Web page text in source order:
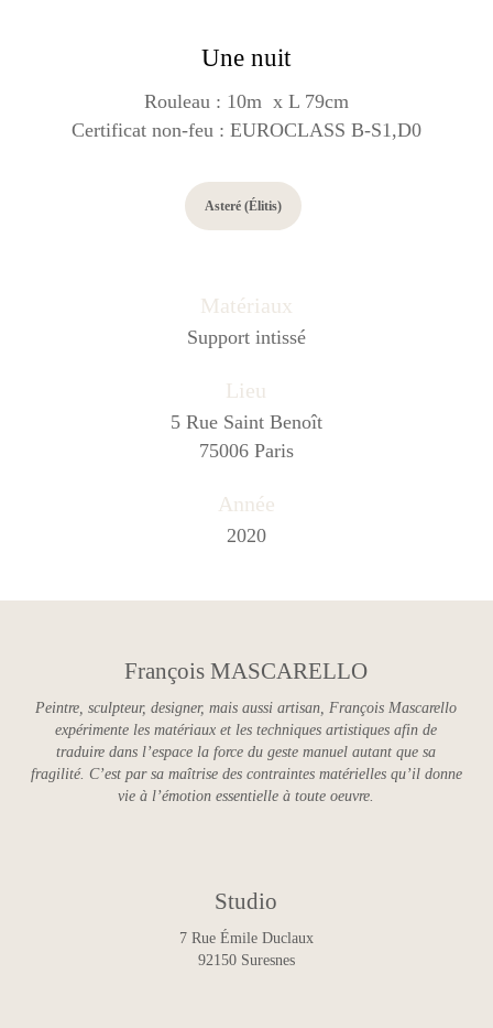
Une nuit
Rouleau : 10m x L 79cm
Certificat non-feu : EUROCLASS B-S1,D0
Asteré (Élitis)
Matériaux
Support intissé
Lieu
5 Rue Saint Benoît
75006 Paris
Année
2020
François MASCARELLO
Peintre, sculpteur, designer, mais aussi artisan, François Mascarello
expérimente les matériaux et les techniques artistiques afin de
traduire dans l’espace la force du geste manuel autant que sa
fragilité. C’est par sa maîtrise des contraintes matérielles qu’il donne
vie à l’émotion essentielle à toute oeuvre.
Studio
7 Rue Émile Duclaux
92150 Suresnes